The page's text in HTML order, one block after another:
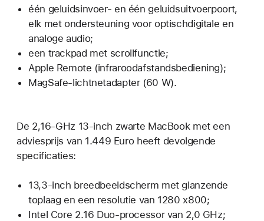
één geluidsinvoer- en één geluidsuitvoerpoort,
elk met ondersteuning voor optischdigitale en
analoge audio;
een trackpad met scrollfunctie;
Apple Remote (infraroodafstandsbediening);
MagSafe-lichtnetadapter (60 W).
De 2,16-GHz 13-inch zwarte MacBook met een
adviesprijs van 1.449 Euro heeft devolgende
specificaties:
13,3-inch breedbeeldscherm met glanzende
toplaag en een resolutie van 1280 x800;
Intel Core 2.16 Duo-processor van 2,0 GHz;